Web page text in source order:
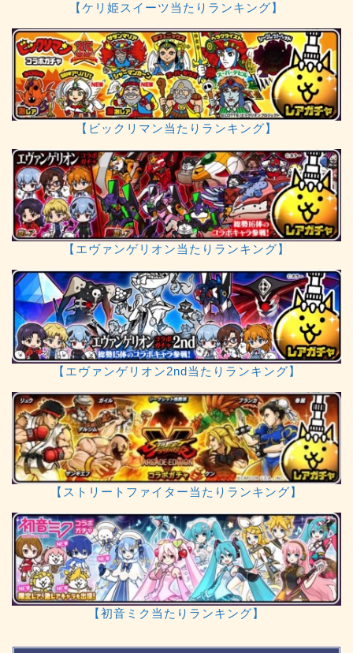
【ケリ姫スイーツ当たりランキング】
【ビックリマン当たりランキング】
【エヴァンゲリオン当たりランキング】
【エヴァンゲリオン2nd当たりランキング】
【ストリートファイター当たりランキング】
【初音ミク当たりランキング】